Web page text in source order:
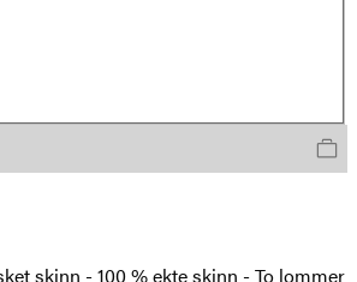
skinn - 100 % ekte skinn - To lommer